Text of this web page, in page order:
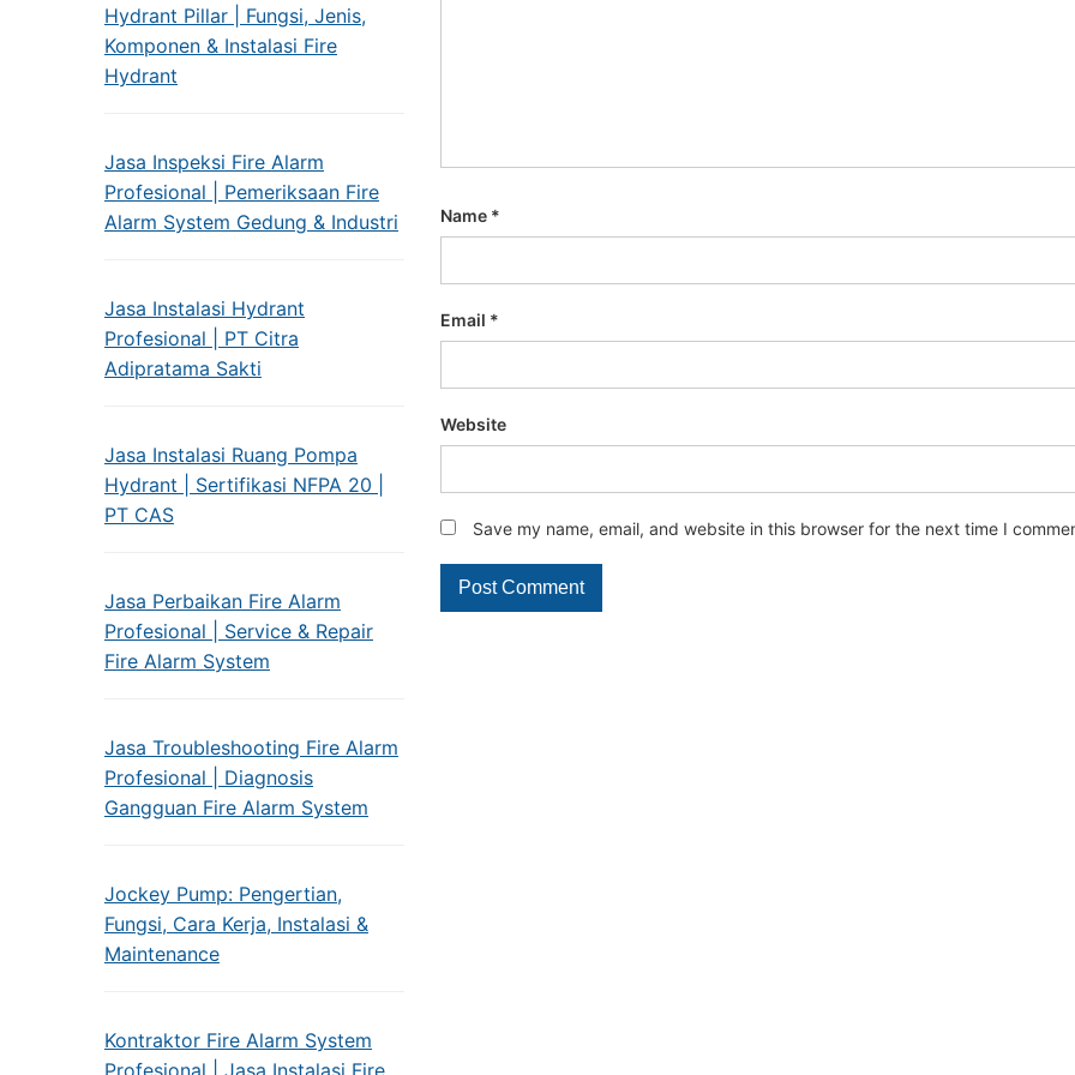
Hydrant Pillar | Fungsi, Jenis,
Komponen & Instalasi Fire
Hydrant
Jasa Inspeksi Fire Alarm
Profesional | Pemeriksaan Fire
Alarm System Gedung & Industri
Jasa Instalasi Hydrant
Profesional | PT Citra
Adipratama Sakti
Jasa Instalasi Ruang Pompa
Hydrant | Sertifikasi NFPA 20 |
PT CAS
Jasa Perbaikan Fire Alarm
Profesional | Service & Repair
Fire Alarm System
Jasa Troubleshooting Fire Alarm
Profesional | Diagnosis
Gangguan Fire Alarm System
Jockey Pump: Pengertian,
Fungsi, Cara Kerja, Instalasi &
Maintenance
Kontraktor Fire Alarm System
Profesional | Jasa Instalasi Fire
Name *
Email *
Website
Save my name, email, and website in this browser for the next time I